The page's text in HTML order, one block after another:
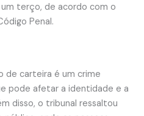
terço, de acordo com o
Penal.
de carteira é um crime
pode afetar a identidade e a
disso, o tribunal ressaltou